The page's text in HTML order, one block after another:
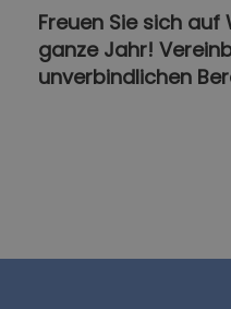
Freuen Sie sich
ganze Jahr!
unverbindlichen